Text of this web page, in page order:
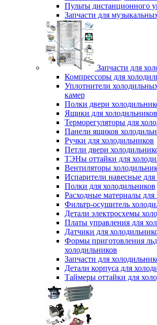
Пульты дистанционного
Запчасти для
Запчасти для
Компрессоры для
Уплотнители
камер
Полки двери
Ящики для холодильников
Терморегуляторы для
Панели ящиков
Ручки для холодильников
Петли двери
ТЭНы оттайки для
Вентиляторы
Испарители навесные для
Полки для холодильников
Расходные материалы для
Фильтр-осушитель
Детали электросхемы
Платы управления для
Датчики для
Формы приготовления
холодильников
Запчасти для
Детали корпуса для
Таймеры оттайки для